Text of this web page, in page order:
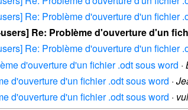
Re: Problème d'ouverture d'un fichier
Re: Problème d'ouverture d'un
Re: Problème d'ouverture d'un fichier
d'ouverture d'un fichier .odt sous word ·
d'ouverture d'un fichier .odt sous word ·
d'ouverture d'un fichier .odt sous word ·